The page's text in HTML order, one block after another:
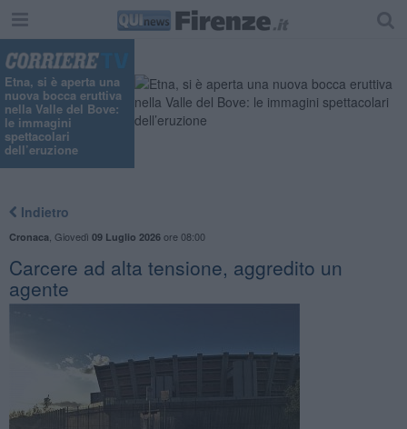
Etna, si è aperta una
nuova bocca eruttiva
nella Valle del Bove:
le immagini
spettacolari
dell’eruzione
Indietro
Cronaca Giovedì 09 Luglio 2026ore 08:00
Carcere ad alta tensione, aggredito un
agente